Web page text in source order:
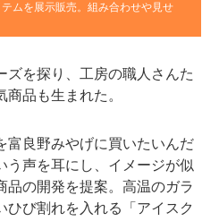
ムを展示販売。組み合わせや見せ
ズを探り、工房の職人さんた
品も生まれた。
富良野みやげに買いたいんだ
声を耳にし、イメージが似
品の開発を提案。高温のガラ
ひび割れを入れる「アイスク